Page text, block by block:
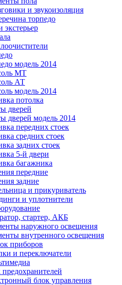
и звукоизоляция
торпедо
экстерьер
модель 2014
МТ
АТ
модель 2014
потолка
дверей
дверей модель 2014
передних стоек
средних стоек
задних стоек
5-й двери
багажника
передние
задние
и прикуриватель
и уплотнители
стартер, АКБ
наружного освещения
внутренного освещения
приборов
и переключатели
предохранителей
блок управления